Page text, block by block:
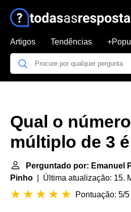
Artigos Tendências
Qual o
múltiplo de 3
Perguntado por: Emanuel
Pinho | Última atualização: 15.
Pontuação: 5/5